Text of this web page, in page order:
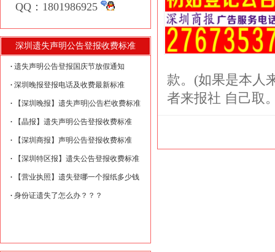
QQ：1801986925
深圳遗失声明公告登报收费标准
遗失声明公告登报国庆节放假通知
深圳晚报登报电话及收费最新标准
【深圳晚报】遗失声明|公告栏收费标准
【晶报】遗失声明公告登报收费标准
【深圳商报】声明公告登报收费标准
【深圳特区报】遗失公告登报收费标准
【营业执照】遗失登哪一个报纸多少钱
身份证遗失了怎么办？？？
款。(如果是本人
者来报社 自己取